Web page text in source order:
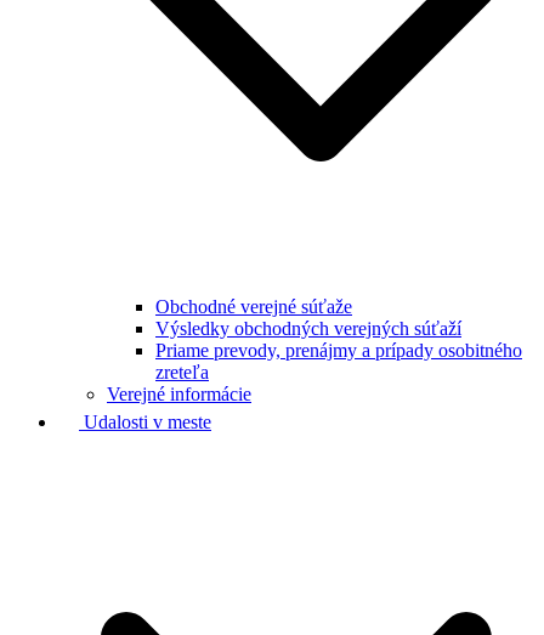
Obchodné verejné súťaže
Výsledky obchodných verejných súťaží
Priame prevody, prenájmy a prípady osobitného
zreteľa
Verejné informácie
Udalosti v meste